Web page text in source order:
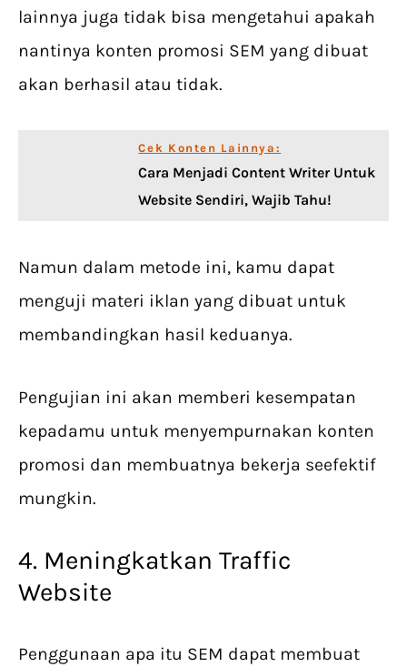
lainnya juga tidak bisa mengetahui apakah
nantinya konten promosi SEM yang dibuat
akan berhasil atau tidak.
Cek Konten Lainnya:
Cara Menjadi Content Writer Untuk
Website Sendiri, Wajib Tahu!
Namun dalam metode ini, kamu dapat
menguji materi iklan yang dibuat untuk
membandingkan hasil keduanya.
Pengujian ini akan memberi kesempatan
kepadamu untuk menyempurnakan konten
promosi dan membuatnya bekerja seefektif
mungkin.
4. Meningkatkan Traffic
Website
Penggunaan apa itu SEM dapat membuat